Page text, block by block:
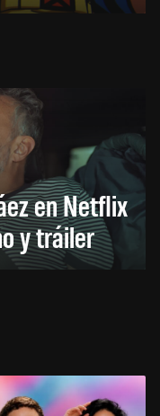
en Netflix
y tráiler